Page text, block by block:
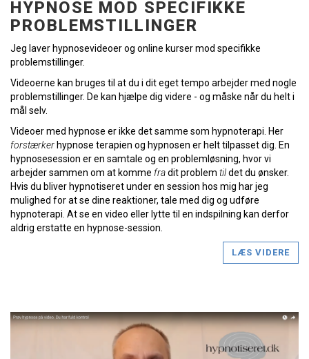
HYPNOSE MOD SPECIFIKKE
PROBLEMSTILLINGER
Jeg laver hypnosevideoer og online kurser mod specifikke
problemstillinger.
Videoerne kan bruges til at du i dit eget tempo arbejder med nogle
problemstillinger. De kan hjælpe dig videre - og måske når du helt i
mål selv.
Videoer med hypnose er ikke det samme som hypnoterapi. Her
forstærkerhypnose terapien og hypnosen er helt tilpasset dig. En
hypnosesession er en samtale og en problemløsning, hvor vi
arbejder sammen om at komme fradit problem tildet du ønsker.
Hvis du bliver hypnotiseret under en session hos mig har jeg
mulighed for at se dine reaktioner, tale med dig og udføre
hypnoterapi. At se en video eller lytte til en indspilning kan derfor
aldrig erstatte en hypnose-session.
LÆS VIDERE